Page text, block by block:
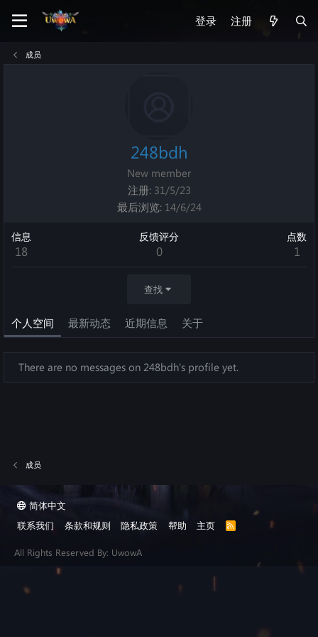
登录 注册
成员
248bdh
New member
注册 31/5/23
最后浏览 14/6/24
信息
18
反馈评分
0
点数
1
查找
个人空间 最新动态 近期信息 关于
There are no messages on 248bdh's profile yet.
成员
简体中文
联系我们
条款和规则 隐私政策 帮助 主页
R
All Rights Reserved By: UwowA